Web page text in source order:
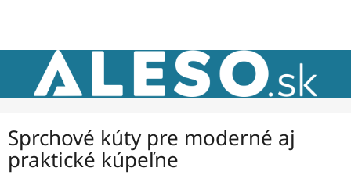
Sprchové kúty pre moderné aj
praktické kúpeľne